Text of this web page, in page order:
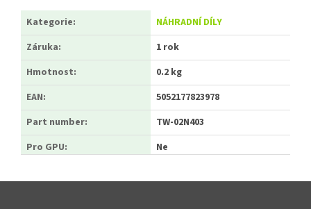
Kategorie:
NÁHRADNÍ DÍLY
Záruka:
1 rok
Hmotnost:
0.2 kg
EAN:
5052177823978
Part number:
TW-02N403
Pro GPU: Ne